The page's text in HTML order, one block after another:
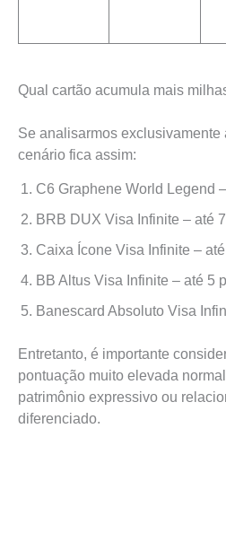
Qual cartão acumula mais
Se analisarmos exclusivamente
cenário fica assim:
C6 Graphene World Legend
BRB DUX Visa Infinite – até
Caixa Ícone Visa Infinite –
BB Altus Visa Infinite – até 5
Banescard Absoluto Visa
Entretanto, é importante
pontuação muito elevada
patrimônio expressivo ou
diferenciado.